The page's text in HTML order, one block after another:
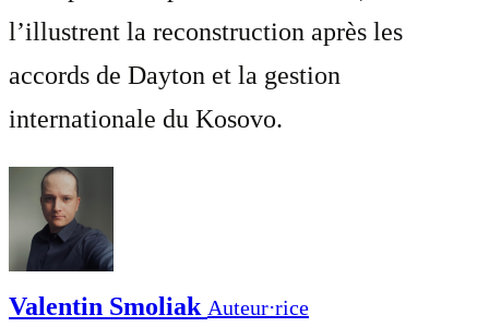
l’illustrent la reconstruction après les
accords de Dayton et la gestion
internationale du Kosovo.
Valentin Smoliak Auteur⋅rice